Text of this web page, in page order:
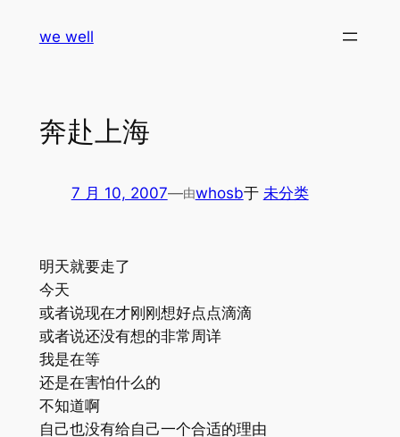
we well
奔赴上海
7 月 10, 2007—由whosb于 未分类
明天就要走了
今天
或者说现在才刚刚想好点点滴滴
或者说还没有想的非常周详
我是在等
还是在害怕什么的
不知道啊
自己也没有给自己一个合适的理由